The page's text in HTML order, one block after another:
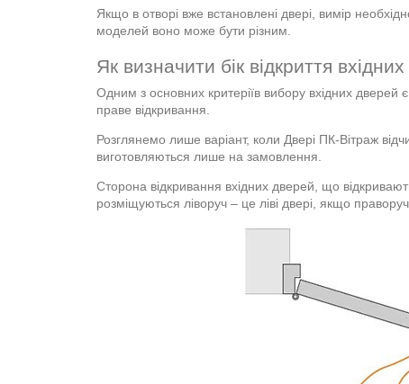
Якщо в отворі вже встановлені двері, вимір
моделей воно може бути різним.
Як визначити бік відкриття
Одним з основних критеріїв вибору вхідних дверей
праве відкривання.
Розглянемо лише варіант, коли Двері ПК-Вітраж
виготовляються лише на замовлення.
Сторона відкривання вхідних дверей, що
розміщуються ліворуч – це ліві двері, якщо